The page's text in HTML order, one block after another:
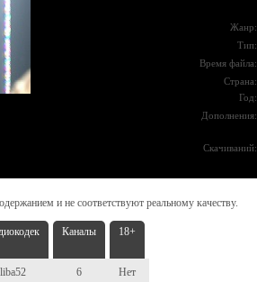
Жанр:
Тип:
Время файла:
Страна:
Год:
Дополнения:
Скачиваний:
и не соответствуют реальному качеству.
Каналы 18+
liba52 6 Нет